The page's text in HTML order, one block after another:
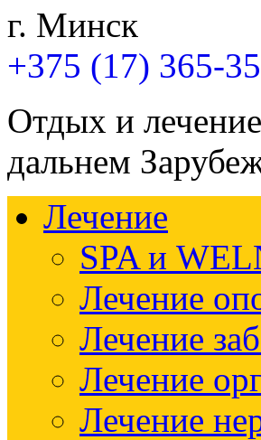
г. Минск
+375 (17) 365-
Отдых и
дальнем
Лечение
SPA и
Лечение
Лечение
Лечение
Лечение